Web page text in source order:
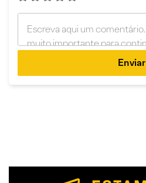
Enviar